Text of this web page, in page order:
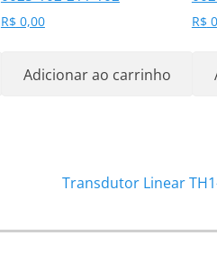
R$ 0,00
Adicionar ao carrinho
R$
Transdutor Linear